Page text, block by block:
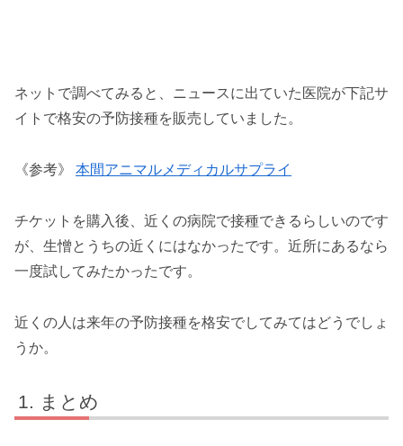
ネットで調べてみると、ニュースに出ていた医院が下記サ
イトで格安の予防接種を販売していました。
《参考》 本間アニマルメディカルサプライ
チケットを購入後、近くの病院で接種できるらしいのです
が、生憎とうちの近くにはなかったです。近所にあるなら
一度試してみたかったです。
近くの人は来年の予防接種を格安でしてみてはどうでしょ
うか。
まとめ